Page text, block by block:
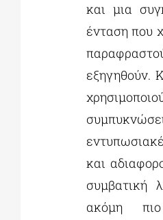
και μια
ένταση που
εξηγηθούν.
και
συμβατική
ακόμη